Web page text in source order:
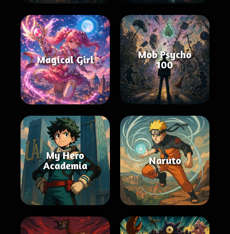
Magical Girl
Mob Psycho
100
My Hero
Academia
Naruto